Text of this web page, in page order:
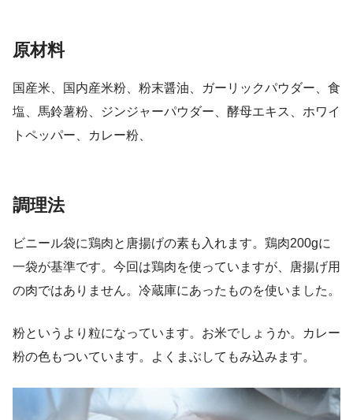
原材料
国産米、国内産米粉、粉末醤油、ガーリックパウダー、食
塩、馬鈴薯粉、ジンジャーパウダー、酵母エキス、ホワイ
トペッパー、カレー粉、
調理法
ビニール袋に鶏肉と唐揚げの素も入れます。鶏肉200gに
一袋が基準です。今回は鶏肉を使っていますが、唐揚げ用
の肉ではありません。冷蔵庫にあったものを使いました。
粉というより粒になっています。お米でしょうか。カレー
粉の色もついています。よくまぶしてもみ込みます。